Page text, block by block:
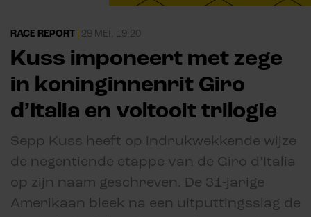
RACE REPORT 29 MEI, 19:20
Kuss imponeert met zege
in koninginnenrit Giro
d’Italia en voltooit trilogie
Sepp Kuss heeft op indrukwekkende wijze
de negentiende etappe van de Giro d’Italia
op zijn naam geschreven. De 31-jarige
Amerikaan bleek na een uitputtingsslag de